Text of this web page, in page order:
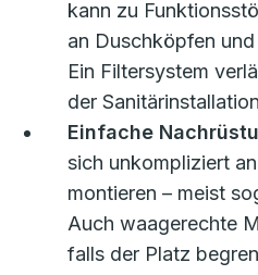
kann zu
an Duschköpfen
Ein Filtersystem
der
Einfache
sich unkompliziert
montieren – meist
Auch waagerechte
falls der Platz